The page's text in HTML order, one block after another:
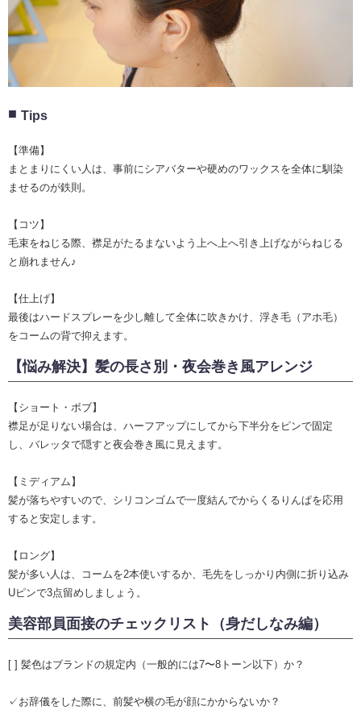
Tips
【準備】
まとまりにくい人は、事前にシアバターや硬めのワックスを全体に馴染
ませるのが鉄則。
【コツ】
毛束をねじる際、襟足がたるまないよう上へ上へ引き上げながらねじる
と崩れません♪
【仕上げ】
最後はハードスプレーを少し離して全体に吹きかけ、浮き毛（アホ毛）
をコームの背で抑えます。
【悩み解決】髪の長さ別・夜会巻き風アレンジ
【ショート・ボブ】
襟足が足りない場合は、ハーフアップにしてから下半分をピンで固定
し、バレッタで隠すと夜会巻き風に見えます。
【ミディアム】
髪が落ちやすいので、シリコンゴムで一度結んでからくるりんぱを応用
すると安定します。
【ロング】
髪が多い人は、コームを2本使いするか、毛先をしっかり内側に折り込み
Uピンで3点留めしましょう。
美容部員面接のチェックリスト（身だしなみ編）
[ ] 髪色はブランドの規定内（一般的には7〜8トーン以下）か？
✓お辞儀をした際に、前髪や横の毛が顔にかからないか？